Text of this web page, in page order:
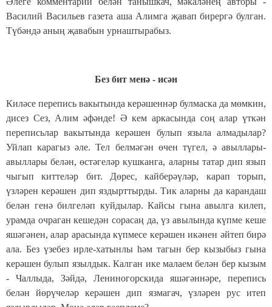
Василий Васильев газета аша Алимга җавап бирергә булган.
Түбәндә аның җавабын урнаштырабыз.
Без бит менә - исән
Киләсе перепись вакытында керәшеннәр булмаска да мөмкин,
дисез Сез, Алим әфәнде! Ә кем аркасында соң алар үткән
переписьлар вакытында керәшен булып языла алмадылар?
Уйлап карагыз әле. Тел белмәгән өчен түгел, ә авыллары-
авыллары белән, өстәгеләр кушканга, аларны татар дип язып
чыгып киттеләр бит. Дөрес, кайберәүләр, карап торып,
үзләрен керәшен дип яздырттырды. Тик аларны да карандаш
белән генә билгеләп куйдылар. Кайсы гына авылга килеп,
урамда очраган кешедән сорасаң да, үз авылында күпме кеше
яшәгәнен, алар арасында күпмесе керәшен икәнен әйтеп бирә
ала. Без үзебез ирле-хатынлы һәм тагын бер кызыбыз гына
керәшен булып язылдык. Калган ике малаем белән бер кызым
- Чаллыда, Зәйдә, Лениногорскида яшәгәннәре, перепись
белән йөрүчеләр керәшен дип язмагач, үзләрен рус итеп